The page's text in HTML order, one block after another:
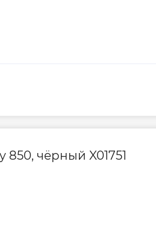
чёрный X01751